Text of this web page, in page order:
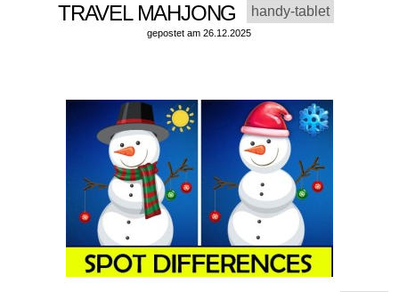
TRAVEL MAHJONG handy-tablet
gepostet am 26.12.2025